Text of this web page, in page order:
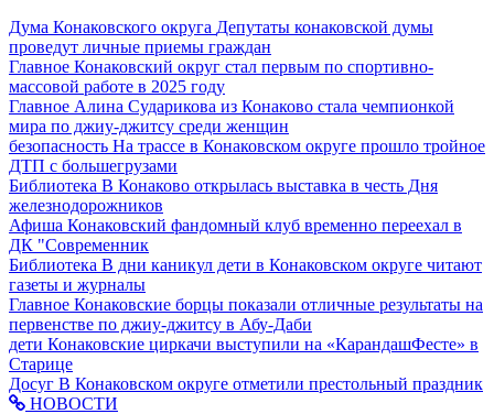
Дума Конаковского округа Депутаты конаковской думы
проведут личные приемы граждан
Главное Конаковский округ стал первым по спортивно-
массовой работе в 2025 году
Главное Алина Сударикова из Конаково стала чемпионкой
мира по джиу-джитсу среди женщин
безопасность На трассе в Конаковском округе прошло тройное
ДТП с большегрузами
Библиотека В Конаково открылась выставка в честь Дня
железнодорожников
Афиша Конаковский фандомный клуб временно переехал в
ДК "Современник
Библиотека В дни каникул дети в Конаковском округе читают
газеты и журналы
Главное Конаковские борцы показали отличные результаты на
первенстве по джиу-джитсу в Абу-Даби
дети Конаковские циркачи выступили на «КарандашФесте» в
Старице
Досуг В Конаковском округе отметили престольный праздник
НОВОСТИ